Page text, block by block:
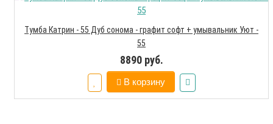
Тумба Катрин - 55 Дуб сонома - графит софт + умывальник Уют -
55
8890 руб.
В корзину